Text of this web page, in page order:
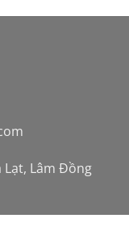
Lạt, Lâm Đồng